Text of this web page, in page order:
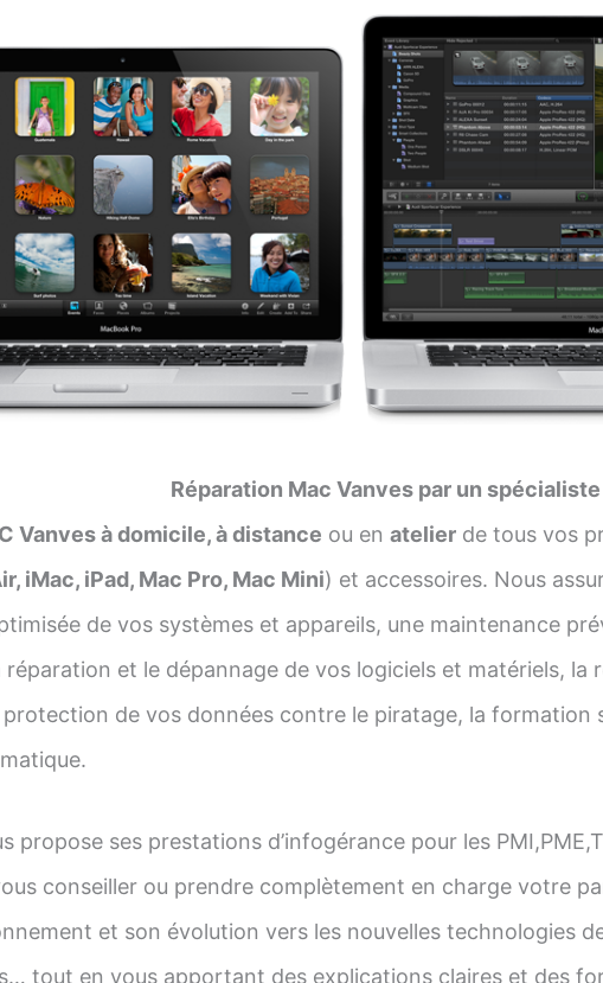
Réparation Mac Vanves par un spécialiste
Vanves à domicile, à distance ou enatelier de tous vos
iMac, iPad, Mac Pro, Mac Mini) et accessoires. Nous
de vos systèmes et appareils, une maintenance
et le dépannage de vos logiciels et matériels, la
protection de vos données contre le piratage, la formation
propose ses prestations d’infogérance pour les
conseiller ou prendre complètement en charge votre
et son évolution vers les nouvelles technologies
tout en vous apportant des explications claires et des